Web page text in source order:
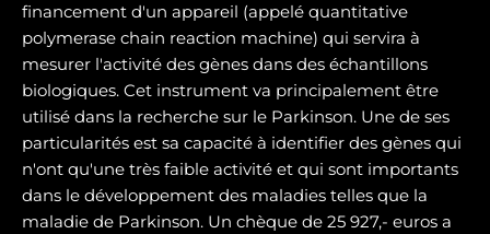
financement d'un appareil (appelé quantitative
polymerase chain reaction machine) qui servira à
mesurer l'activité des gènes dans des échantillons
biologiques. Cet instrument va principalement être
utilisé dans la recherche sur le Parkinson. Une de ses
particularités est sa capacité à identifier des gènes qui
n'ont qu'une très faible activité et qui sont importants
dans le développement des maladies telles que la
maladie de Parkinson. Un chèque de 25 927,- euros a